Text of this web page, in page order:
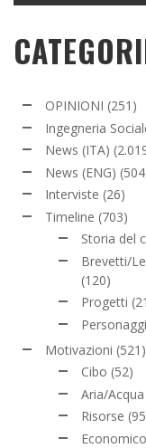
OPINIONI (251)
Ingegneria
News (ITA)
News (ENG)
Interviste (26)
Timeline (703)
Storia del
Brevetti/
(120)
Progetti
Personaggi
Motivazioni (521)
Cibo (52)
Aria/Acqua
Risorse
Economico